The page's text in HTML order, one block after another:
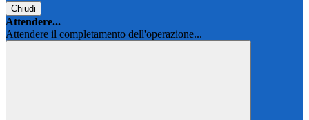
Chiudi
Attendere...
Attendere il completamento dell'operazione...